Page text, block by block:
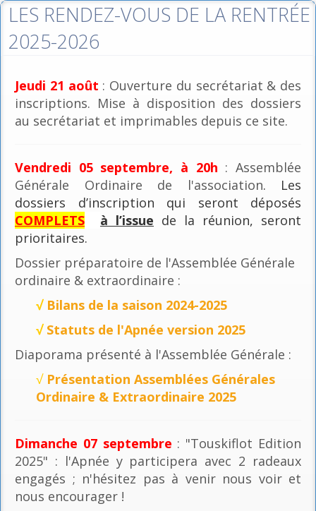
LES RENDEZ-VOUS DE LA RENTRÉE
2025-2026
Jeudi 21 août : Ouverture du secrétariat & des
inscriptions. Mise à disposition des dossiers
au secrétariat et imprimables depuis ce site.
Vendredi 05 septembre, à 20h : Assemblée
Générale Ordinaire de l'association. Les
dossiers d’inscription qui seront déposés
COMPLETS
à l’issue de la réunion, seront
prioritaires.
Dossier préparatoire de l'Assemblée Générale
ordinaire & extraordinaire :
√ Bilans de la saison 2024-2025
√ Statuts de l'Apnée version 2025
Diaporama présenté à l'Assemblée Générale :
√ Présentation Assemblées Générales
Ordinaire & Extraordinaire 2025
Dimanche 07 septembre : "Touskiflot Edition
2025" : l'Apnée y participera avec 2 radeaux
engagés ; n'hésitez pas à venir nous voir et
nous encourager !